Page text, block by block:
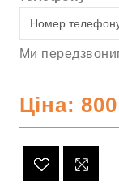
Ми
Ціна: